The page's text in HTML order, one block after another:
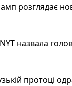
розглядає
назвала
протоці